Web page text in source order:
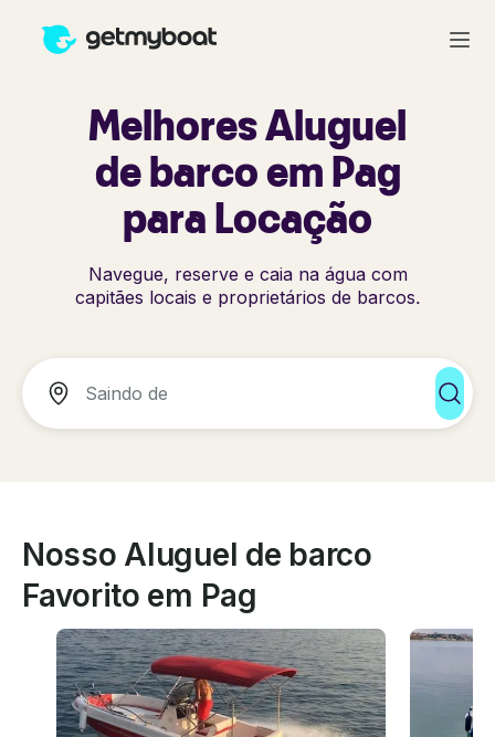
Melhores Aluguel
de barco em Pag
para Locação
Navegue, reserve e caia na água com
capitães locais e proprietários de barcos.
Nosso Aluguel de barco
Favorito em Pag